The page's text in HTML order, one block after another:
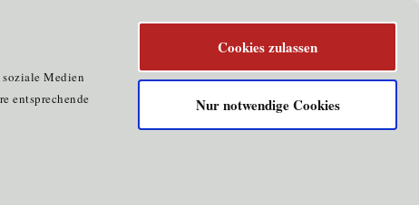
Medien
entsprechende
Cookies zulassen
Nur notwendige Cookies